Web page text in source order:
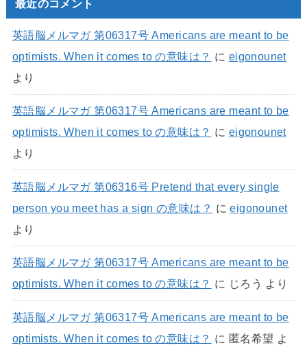
最近のコメント
英語脳メルマガ 第06317号 Americans are meant to be
optimists. When it comes to の意味は？ に eigonounet
より
英語脳メルマガ 第06317号 Americans are meant to be
optimists. When it comes to の意味は？ に eigonounet
より
英語脳メルマガ 第06316号 Pretend that every single
person you meet has a sign の意味は？ にeigonounet
より
英語脳メルマガ 第06317号 Americans are meant to be
optimists. When it comes to の意味は？ に じろう より
英語脳メルマガ 第06317号 Americans are meant to be
optimists. When it comes to の意味は？ に 匿名希望 よ